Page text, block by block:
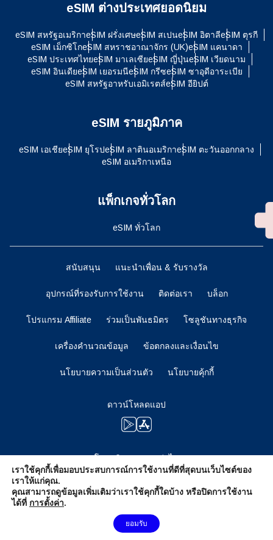
eSIM ต่างประเทศยอดนิยม
eSIM สหรัฐอเมริกาeSIM ฝรั่งเศษeSIM สเปนeSIM อิตาลีeSIM ตุรกี
eSIM เม็กซิโกeSIM สหราชอาณาจักร (UK)eSIM แคนาดา
eSIM ประเทศไทยeSIM มาเลเซียeSIM ญี่ปุ่นeSIM เวียดนาม
eSIM อินเดียeSIM เยอรมนีeSIM กรีซeSIM ซาอุดีอาระเบีย
eSIM สหรัฐอาหรับเอมิเรตส์eSIM อียิปต์
eSIM รายภูมิภาค
eSIM เอเชียeSIM ยุโรปeSIM ลาตินอเมริกาeSIM ตะวันออกกลาง
eSIM อเมริกาเหนือ
แพ็กเกจทั่วโลก
eSIM ทั่วโลก
สนับสนุน แนะนำเพื่อน & รับรางวัล
อุปกรณ์ที่รองรับการใช้งาน ติดต่อเรา บล็อก
โปรแกรม Affiliate ร่วมเป็นพันธมิตร โซลูชันทางธุรกิจ
เครื่องคำนวณข้อมูล ข้อตกลงและเงื่อนไข
นโยบายความเป็นส่วนตัว นโยบายคุ้กกี้
ดาวน์โหลดแอป
โปรดติดตามตอนต่อไป
เราใช้คุกกี้เพื่อมอบประสบการณ์การใช้งานที่ดีที่สุดบนเว็บไซต์ของ
เราให้แก่คุณ.
คุณสามารถดูข้อมูลเพิ่มเติมว่าเราใช้คุกกี้ใดบ้าง หรือปิดการใช้งาน
ได้ที่ การตั้งค่า.
ยอมรับ
ต้องการความช่วยเหลือไหม?